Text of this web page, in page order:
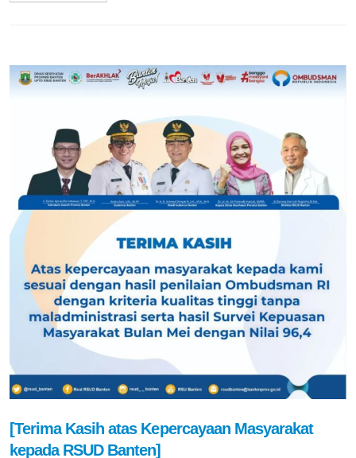
[Terima Kasih atas Kepercayaan Masyarakat
kepada RSUD Banten]